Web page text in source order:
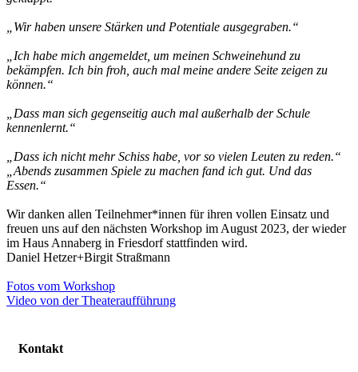
„Wir haben unsere Stärken und Potentiale ausgegraben.“
„Ich habe mich angemeldet, um meinen Schweinehund zu
bekämpfen. Ich bin froh, auch mal meine andere Seite zeigen zu
können.“
„Dass man sich gegenseitig auch mal außerhalb der Schule
kennenlernt.“
„Dass ich nicht mehr Schiss habe, vor so vielen Leuten zu reden.“
„Abends zusammen Spiele zu machen fand ich gut. Und das
Essen.“
Wir danken allen Teilnehmer*innen für ihren vollen Einsatz und
freuen uns auf den nächsten Workshop im August 2023, der wieder
im Haus Annaberg in Friesdorf stattfinden wird.
Daniel Hetzer+Birgit Straßmann
Fotos vom Workshop
Video von der Theateraufführung
Kontakt